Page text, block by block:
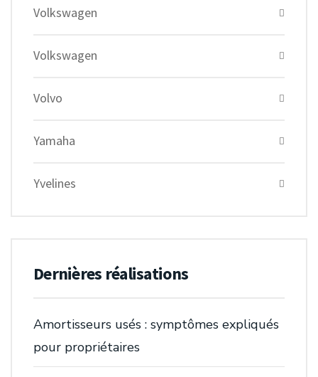
Volkswagen
Volkswagen
Volvo
Yamaha
Yvelines
Dernières réalisations
Amortisseurs usés : symptômes expliqués
pour propriétaires